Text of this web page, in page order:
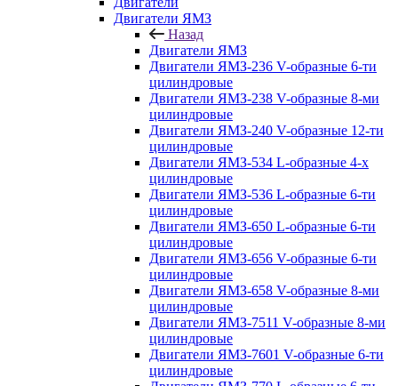
Двигатели ЯМЗ
Назад
Двигатели ЯМЗ
Двигатели ЯМЗ-236 V-образные 6-ти
цилиндровые
Двигатели ЯМЗ-238 V-образные 8-ми
цилиндровые
Двигатели ЯМЗ-240 V-образные 12-ти
цилиндровые
Двигатели ЯМЗ-534 L-образные 4-х
цилиндровые
Двигатели ЯМЗ-536 L-образные 6-ти
цилиндровые
Двигатели ЯМЗ-650 L-образные 6-ти
цилиндровые
Двигатели ЯМЗ-656 V-образные 6-ти
цилиндровые
Двигатели ЯМЗ-658 V-образные 8-ми
цилиндровые
Двигатели ЯМЗ-7511 V-образные 8-ми
цилиндровые
Двигатели ЯМЗ-7601 V-образные 6-ти
цилиндровые